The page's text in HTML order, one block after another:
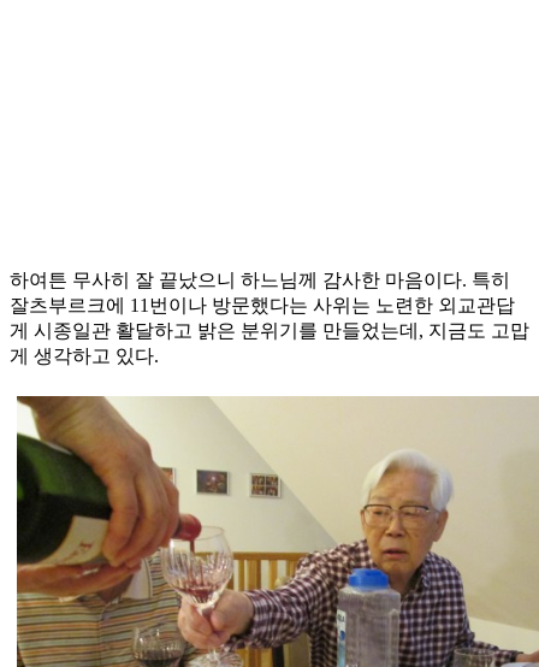
하여튼 무사히 잘 끝났으니 하느님께 감사한 마음이다. 특히
잘츠부르크에 11번이나 방문했다는 사위는 노련한 외교관답
게 시종일관 활달하고 밝은 분위기를 만들었는데, 지금도 고맙
게 생각하고 있다.